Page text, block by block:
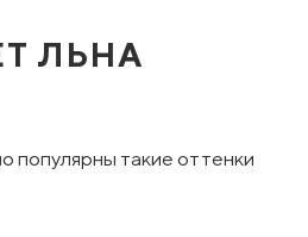
ЛЬНА
популярны такие оттенки